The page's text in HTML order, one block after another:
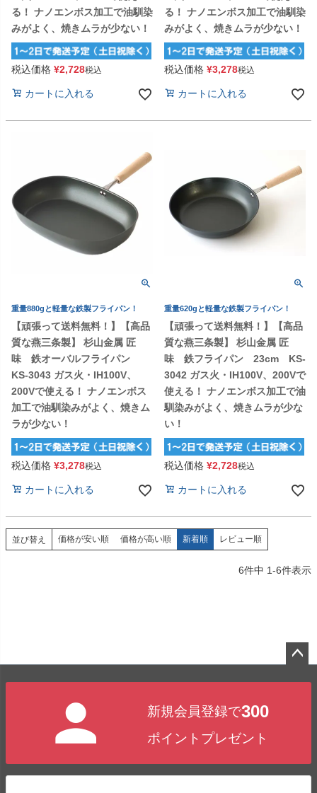
る！ ナノエンボス加工で油馴染
みがよく、焼きムラが少ない！
税込価格 ¥2,728税込
カートに入れる
る！ ナノエンボス加工で油馴染
みがよく、焼きムラが少ない！
税込価格 ¥3,278税込
カートに入れる
重量880gと軽量な鉄製フライパン！
【頑張って送料無料！】【高品
質な燕三条製】 杉山金属 匠
味 鉄オーバルフライパン
KS-3043 ガス火・IH100V、
200Vで使える！ ナノエンボス
加工で油馴染みがよく、焼きム
ラが少ない！
税込価格 ¥3,278税込
カートに入れる
重量620gと軽量な鉄製フライパン！
【頑張って送料無料！】【高品
質な燕三条製】 杉山金属 匠
味 鉄フライパン 23cm KS-
3042 ガス火・IH100V、200Vで
使える！ ナノエンボス加工で油
馴染みがよく、焼きムラが少な
い！
税込価格 ¥2,728税込
カートに入れる
並び替え 価格が安い順 価格が高い順 新着順 レビュー順
6件中 1-6件表示
新規会員登録で300
ポイントプレゼント